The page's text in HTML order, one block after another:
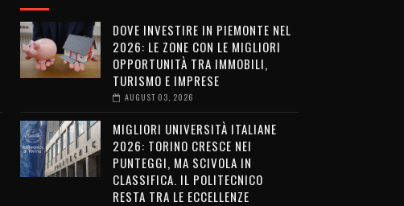
DOVE INVESTIRE IN PIEMONTE NEL
2026: LE ZONE CON LE MIGLIORI
OPPORTUNITÀ TRA IMMOBILI,
TURISMO E IMPRESE
AUGUST 03, 2026
MIGLIORI UNIVERSITÀ ITALIANE
2026: TORINO CRESCE NEI
PUNTEGGI, MA SCIVOLA IN
CLASSIFICA. IL POLITECNICO
RESTA TRA LE ECCELLENZE